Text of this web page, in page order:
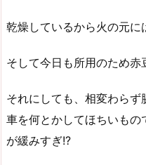
乾燥しているから火の元
そして今日も所用のため赤
それにしても、相変わら
車を何とかしてほちいも
が緩みすぎ!?